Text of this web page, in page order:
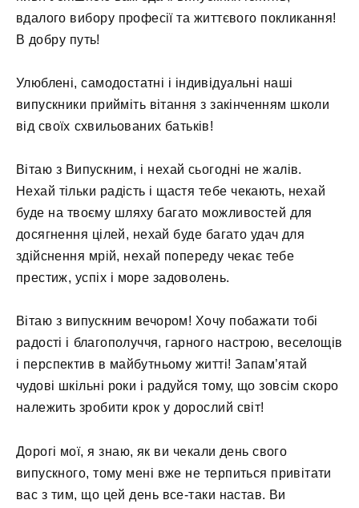
вдалого вибору професії та життєвого покликання!
В добру путь!
Улюблені, самодостатні і індивідуальні наші
випускники прийміть вітання з закінченням школи
від своїх схвильованих батьків!
Вітаю з Випускним, і нехай сьогодні не жалів.
Нехай тільки радість і щастя тебе чекають, нехай
буде на твоєму шляху багато можливостей для
досягнення цілей, нехай буде багато удач для
здійснення мрій, нехай попереду чекає тебе
престиж, успіх і море задоволень.
Вітаю з випускним вечором! Хочу побажати тобі
радості і благополуччя, гарного настрою, веселощів
і перспектив в майбутньому житті! Запам’ятай
чудові шкільні роки і радуйся тому, що зовсім скоро
належить зробити крок у дорослий світ!
Дорогі мої, я знаю, як ви чекали день свого
випускного, тому мені вже не терпиться привітати
вас з тим, що цей день все-таки настав. Ви